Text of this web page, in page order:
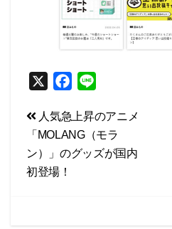
c
e
b
n
e
投
稿
ナ
人気急上昇のアニメ
「MOLANG（モラ
ン）」のグッズが国内
初登場！